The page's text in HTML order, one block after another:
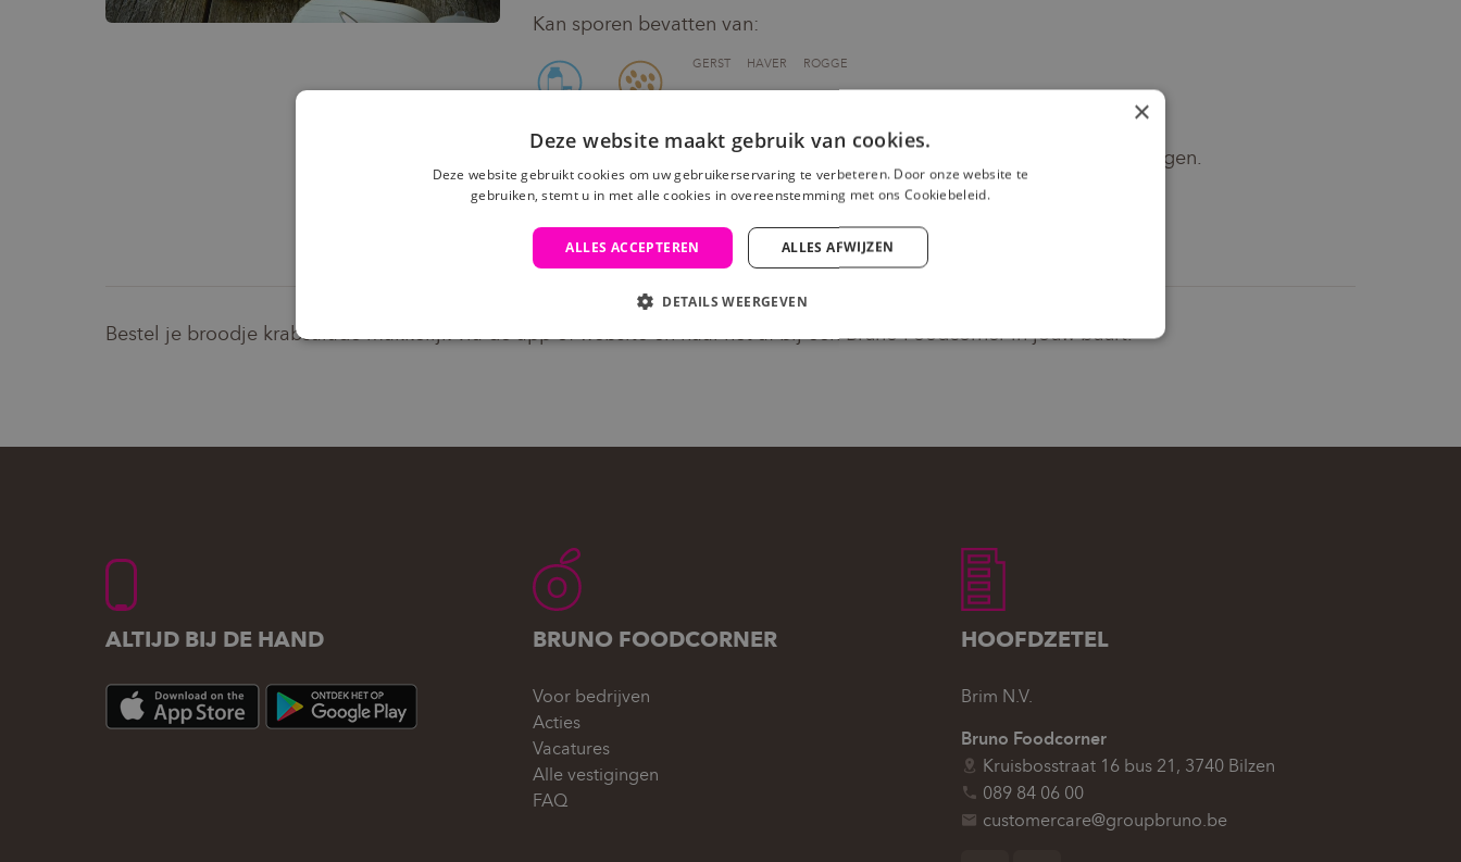
Kan sporen bevatten van:
GERST HAVER ROGGE
Om dit product toe te voegen aan je winkelmandje moet je eerst inloggen.
Bestel je broodje krabsalade makkelijk via de app of website en haal het af bij een Bruno Foodcorner in jouw buurt.
ALTIJD BIJ DE HAND BRUNO FOODCORNER
Voor bedrijven
Acties
Vacatures
Alle vestigingen
FAQ
HOOFDZETEL
Brim N.V.
Bruno Foodcorner
Kruisbosstraat 16 bus 21, 3740 Bilzen
089 84 06 00
customercare@groupbruno.be
×
Deze website maakt gebruik van cookies.
Deze website gebruikt cookies om uw gebruikerservaring te verbeteren. Door onze website te
gebruiken, stemt u in met alle cookies in overeenstemming met ons Cookiebeleid.
ALLES ACCEPTEREN ALLES AFWIJZEN
DETAILS WEERGEVEN